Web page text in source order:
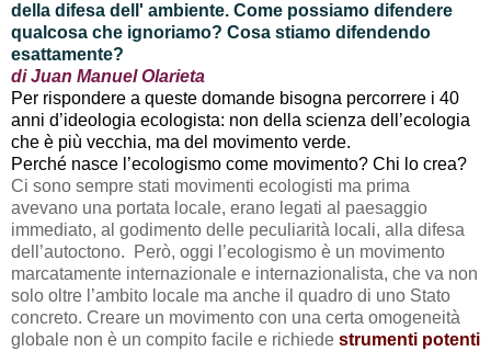
della difesa dell' ambiente. Come possiamo difendere
qualcosa che ignoriamo? Cosa stiamo difendendo
esattamente?
di Juan Manuel Olarieta
Per rispondere a queste domande bisogna percorrere i 40
anni d’ideologia ecologista: non della scienza dell’ecologia
che è più vecchia, ma del movimento verde.
Perché nasce l’ecologismo come movimento? Chi lo crea?
Ci sono sempre stati movimenti ecologisti ma prima
avevano una portata locale, erano legati al paesaggio
immediato, al godimento delle peculiarità locali, alla difesa
dell’autoctono. Però, oggi l’ecologismo è un movimento
marcatamente internazionale e internazionalista, che va non
solo oltre l’ambito locale ma anche il quadro di uno Stato
concreto. Creare un movimento con una certa omogeneità
globale non è un compito facile e richiede strumenti potenti